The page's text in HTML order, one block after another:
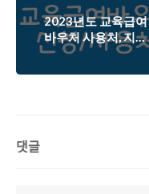
2023년도 교육급여
바우처 사용처, 지급
일, 금액, 신청 누리집
댓글